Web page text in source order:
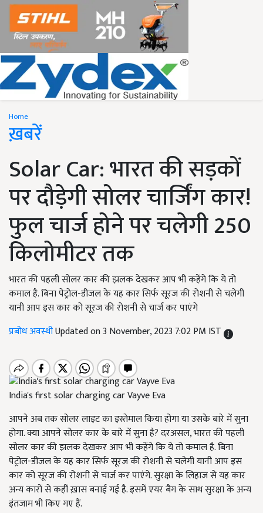
Home
ख़बरें
Solar Car: भारत की सड़कों
पर दौड़ेगी सोलर चार्जिंग कार!
फुल चार्ज होने पर चलेगी 250
किलोमीटर तक
भारत की पहली सोलर कार की झलक देखकर आप भी कहेंगे कि ये तो
कमाल है. बिना पेट्रोल-डीजल के यह कार सिर्फ सूरज की रोशनी से चलेगी
यानी आप इस कार को सूरज की रोशनी से चार्ज कर पाएंगे
प्रबोध अवस्थीUpdated on 3 November, 2023 7:02 PM IST
India's first solar charging car Vayve Eva
आपने अब तक सोलर लाइट का इस्तेमाल किया होगा या उसके बारे में सुना
होगा. क्या आपने सोलर कार के बारे में सुना है? दरअसल, भारत की पहली
सोलर कार की झलक देखकर आप भी कहेंगे कि ये तो कमाल है. बिना
पेट्रोल-डीजल के यह कार सिर्फ सूरज की रोशनी से चलेगी यानी आप इस
कार को सूरज की रोशनी से चार्ज कर पाएंगे. सुरक्षा के लिहाज से यह कार
अन्य कारों से कहीं ख़ास बनाई गई है. इसमें एयर बैग के साथ सुरक्षा के अन्य
इंतजाम भी किए गए हैं.